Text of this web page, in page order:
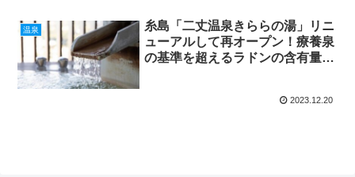
温泉
糸島「二丈温泉きららの湯」リニ
ューアルして再オープン！療養泉
の基準を超えるラドンの含有量を
2023.12.20